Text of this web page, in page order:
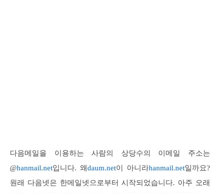
다음메일을 이용하는 사람의 상당수의 이메일 주소는
@hanmail.net입니다. 왜daum.net이 아니라hanmail.net일까요?
원래 다음넷은 한메일넷으로부터 시작되었습니다. 아주 오래